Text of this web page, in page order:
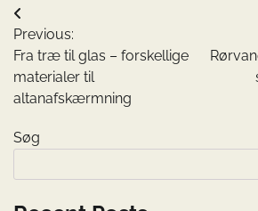
Indlægsnavigation
Previous:
Fra træ til glas – forskellige
materialer til
altanafskærmning
Søg